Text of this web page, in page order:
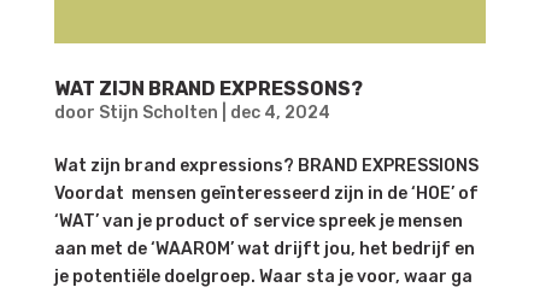
WAT ZIJN BRAND EXPRESSONS?
door Stijn Scholten dec 4, 2024
Wat zijn brand expressions? BRAND EXPRESSIONS
Voordat mensen geïnteresseerd zijn in de ‘HOE’ of
‘WAT’ van je product of service spreek je mensen
aan met de ‘WAAROM’ wat drijft jou, het bedrijf en
je potentiële doelgroep. Waar sta je voor, waar ga